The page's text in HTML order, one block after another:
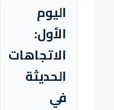
اليوم
الأول:
الاتجاهات
الحديثة
في